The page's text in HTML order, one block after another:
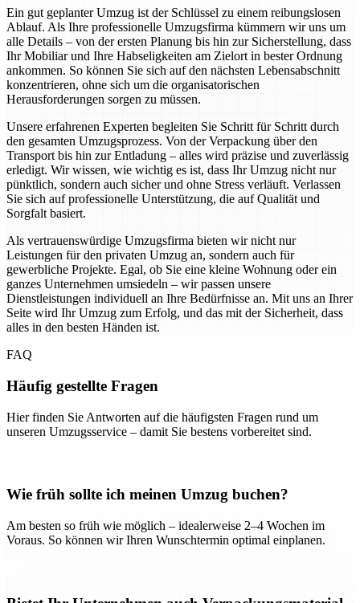
Ein gut geplanter Umzug ist der Schlüssel zu einem reibungslosen
Ablauf. Als Ihre professionelle Umzugsfirma kümmern wir uns um
alle Details – von der ersten Planung bis hin zur Sicherstellung, dass
Ihr Mobiliar und Ihre Habseligkeiten am Zielort in bester Ordnung
ankommen. So können Sie sich auf den nächsten Lebensabschnitt
konzentrieren, ohne sich um die organisatorischen
Herausforderungen sorgen zu müssen.
Unsere erfahrenen Experten begleiten Sie Schritt für Schritt durch
den gesamten Umzugsprozess. Von der Verpackung über den
Transport bis hin zur Entladung – alles wird präzise und zuverlässig
erledigt. Wir wissen, wie wichtig es ist, dass Ihr Umzug nicht nur
pünktlich, sondern auch sicher und ohne Stress verläuft. Verlassen
Sie sich auf professionelle Unterstützung, die auf Qualität und
Sorgfalt basiert.
Als vertrauenswürdige Umzugsfirma bieten wir nicht nur
Leistungen für den privaten Umzug an, sondern auch für
gewerbliche Projekte. Egal, ob Sie eine kleine Wohnung oder ein
ganzes Unternehmen umsiedeln – wir passen unsere
Dienstleistungen individuell an Ihre Bedürfnisse an. Mit uns an Ihrer
Seite wird Ihr Umzug zum Erfolg, und das mit der Sicherheit, dass
alles in den besten Händen ist.
FAQ
Häufig gestellte Fragen
Hier finden Sie Antworten auf die häufigsten Fragen rund um
unseren Umzugsservice – damit Sie bestens vorbereitet sind.
Wie früh sollte ich meinen Umzug buchen?
Am besten so früh wie möglich – idealerweise 2–4 Wochen im
Voraus. So können wir Ihren Wunschtermin optimal einplanen.